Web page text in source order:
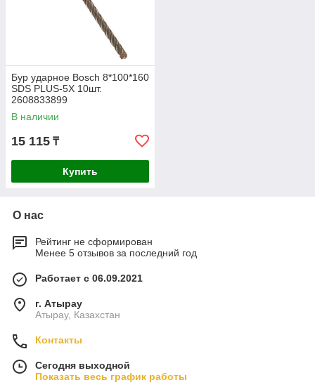
Бур ударное Bosch 8*100*160
SDS PLUS-5X 10шт.
2608833899
В наличии
15 115 ₸
Купить
О нас
Рейтинг не сформирован
Менее 5 отзывов за последний год
Работает с 06.09.2021
г. Атырау
Атырау, Казахстан
Контакты
Сегодня выходной
Показать весь график работы